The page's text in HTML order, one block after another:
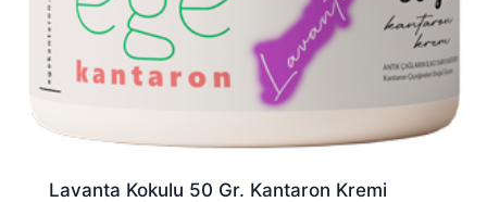
Lavanta Kokulu 50 Gr. Kantaron Kremi